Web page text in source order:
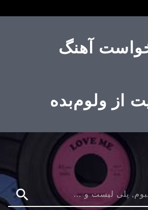
آهنگ
از ولوم‌بده
search